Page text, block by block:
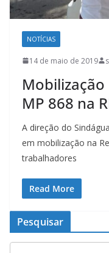
NOTÍCIAS
14 de maio de 2019
MP 868 na
A direção do
em mobilização na
trabalhadores
Read More
Pesquisar